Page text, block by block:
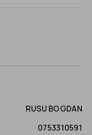
RUSU BOGDAN
0753310591